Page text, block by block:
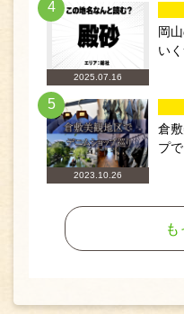
4
2025.07.16
岡
い
5
2023.10.26
倉
プ
も